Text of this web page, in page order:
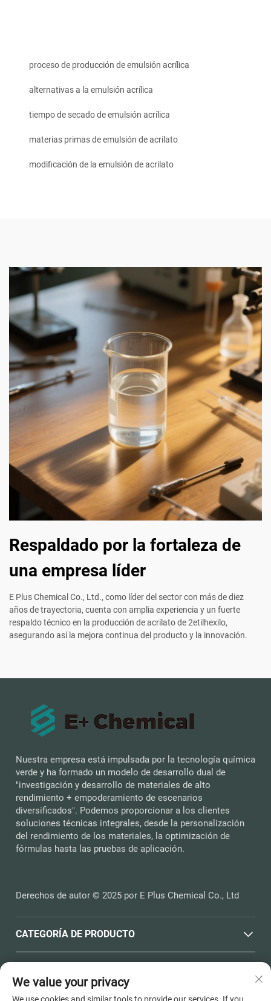
proceso de producción de emulsión acrílica
alternativas a la emulsión acrílica
tiempo de secado de emulsión acrílica
materias primas de emulsión de acrilato
modificación de la emulsión de acrilato
Respaldado por la fortaleza de
una empresa líder
E Plus Chemical Co., Ltd., como líder del sector con más de diez
años de trayectoria, cuenta con amplia experiencia y un fuerte
respaldo técnico en la producción de acrilato de 2etilhexilo,
asegurando así la mejora continua del producto y la innovación.
Nuestra empresa está impulsada por la tecnología química
verde y ha formado un modelo de desarrollo dual de
"investigación y desarrollo de materiales de alto
rendimiento + empoderamiento de escenarios
diversificados". Podemos proporcionar a los clientes
soluciones técnicas integrales, desde la personalización
del rendimiento de los materiales, la optimización de
fórmulas hasta las pruebas de aplicación.
Derechos de autor © 2025 por E Plus Chemical Co., Ltd
CATEGORÍA DE PRODUCTO
We value your privacy